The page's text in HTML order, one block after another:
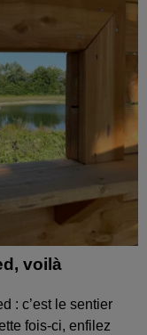
voilà
: c’est le sentier
fois-ci, enfilez